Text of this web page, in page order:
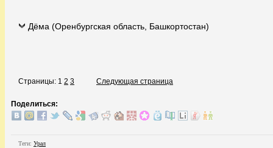
Дёма (Оренбургская область, Башкортостан)
Страницы: 1 2 3 Следующая страница
Поделиться:
Теги: Урал